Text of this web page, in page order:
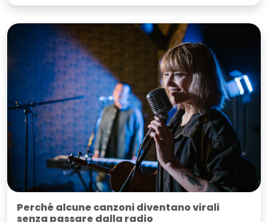
Perché alcune canzoni diventano virali
senza passare dalla radio